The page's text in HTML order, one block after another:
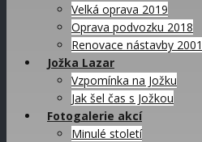
Velká oprava 2019
Oprava podvozku 2018
Renovace nástavby 2001
Jožka Lazar
Vzpomínka na Jožku
Jak šel čas s Jožkou
Fotogalerie akcí
Minulé století